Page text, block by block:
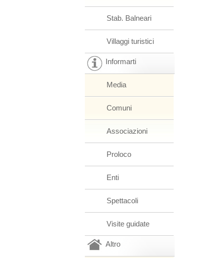
Stab. Balneari
Villaggi turistici
Informarti
Media
Comuni
Associazioni
Proloco
Enti
Spettacoli
Visite guidate
Altro